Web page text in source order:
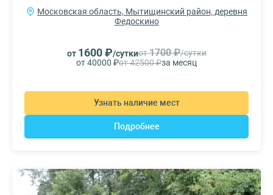
Московская область, Мытищинский район, деревня
Федоскино
от 1600 ₽/суткиот1700 ₽/сутки
от 40000 ₽от 42500 ₽за месяц
Узнать наличие мест
Подробнее